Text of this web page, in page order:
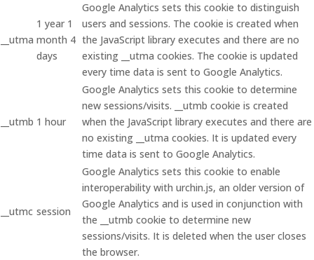
__utma
1 year 1
month 4
days
Google Analytics sets this cookie to distinguish
users and sessions. The cookie is created when
the JavaScript library executes and there are no
existing __utma cookies. The cookie is updated
every time data is sent to Google Analytics.
__utmb 1 hour
Google Analytics sets this cookie to determine
new sessions/visits. __utmb cookie is created
when the JavaScript library executes and there are
no existing __utma cookies. It is updated every
time data is sent to Google Analytics.
__utmc session
Google Analytics sets this cookie to enable
interoperability with urchin.js, an older version of
Google Analytics and is used in conjunction with
the __utmb cookie to determine new
sessions/visits. It is deleted when the user closes
the browser.